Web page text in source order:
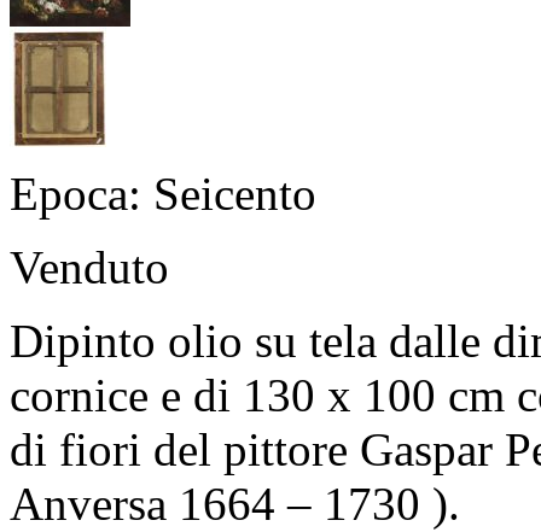
Epoca: Seicento
Venduto
Dipinto olio su tela dalle
cornice e di 130 x 100 cm
di fiori del pittore Gaspar
Anversa 1664 – 1730 ).